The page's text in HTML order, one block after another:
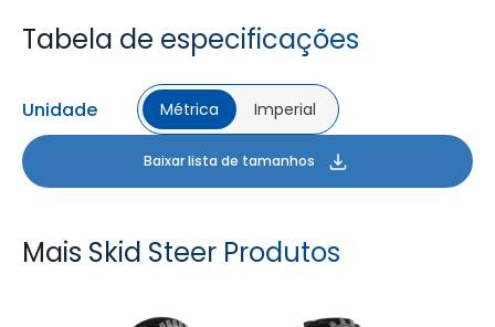
Tabela de especificações
Unidade Métrica Imperial
Baixar lista de tamanhos
Mais Skid Steer Produtos